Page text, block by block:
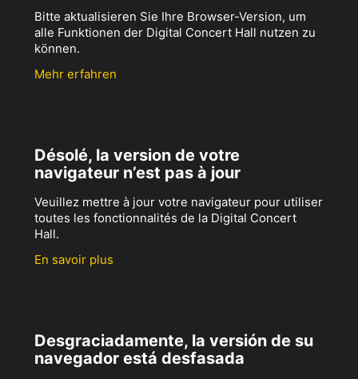
Bitte aktualisieren Sie Ihre Browser-Version, um
alle Funktionen der Digital Concert Hall nutzen zu
können.
Mehr erfahren
Désolé, la version de votre
navigateur n’est pas à jour
Veuillez mettre à jour votre navigateur pour utiliser
toutes les fonctionnalités de la Digital Concert
Hall.
En savoir plus
Desgraciadamente, la versión de su
navegador está desfasada